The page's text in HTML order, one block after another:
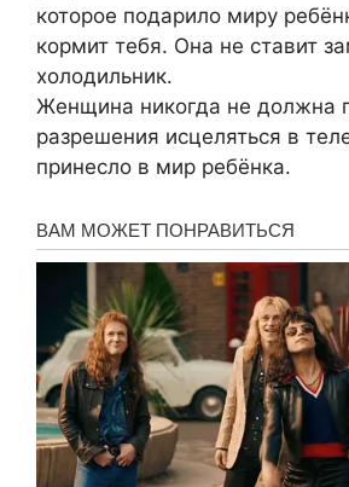
которое подарило миру
кормит тебя. Она не ставит
холодильник.
Женщина никогда не должна
разрешения исцеляться в
принесло в мир ребёнка.